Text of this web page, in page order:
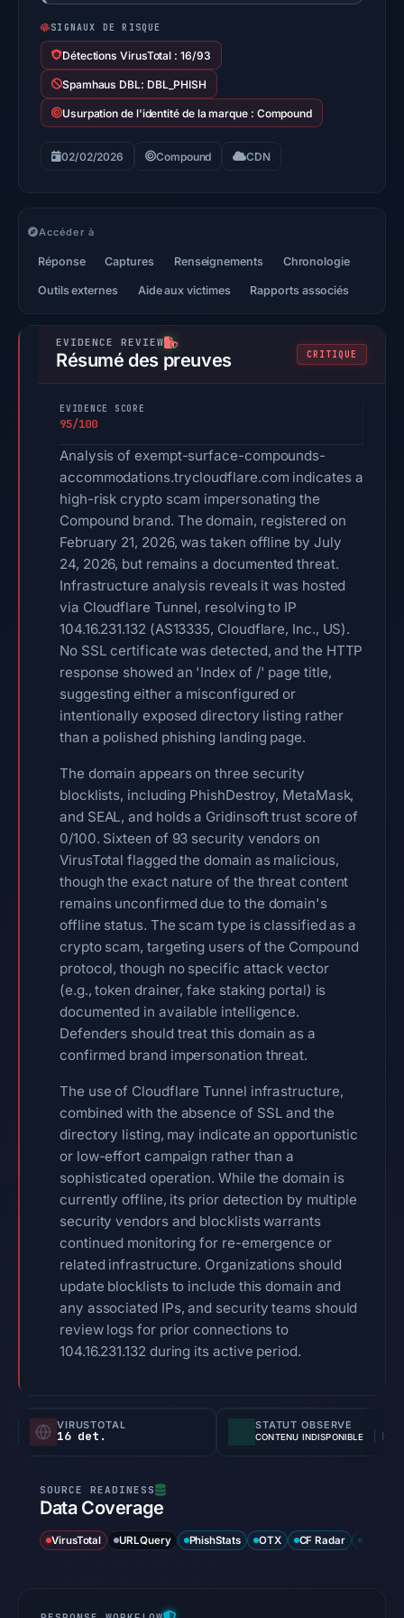
SIGNAUX DE RISQUE
Détections VirusTotal : 16/93
Spamhaus DBL: DBL_PHISH
Usurpation de l'identité de la marque : Compound
02/02/2026 Compound CDN
Accéder à
Réponse Captures Renseignements Chronologie
Outils externes Aide aux victimes Rapports associés
Résumé des preuves CRITIQUE
EVIDENCE SCORE
95/100
Analysis of exempt-surface-compounds-
accommodations.trycloudflare.com indicates a
high-risk crypto scam impersonating the
Compound brand. The domain, registered on
February 21, 2026, was taken offline by July
24, 2026, but remains a documented threat.
Infrastructure analysis reveals it was hosted
via Cloudflare Tunnel, resolving to IP
104.16.231.132 (AS13335, Cloudflare, Inc., US).
No SSL certificate was detected, and the HTTP
response showed an 'Index of /' page title,
suggesting either a misconfigured or
intentionally exposed directory listing rather
than a polished phishing landing page.
The domain appears on three security
blocklists, including PhishDestroy, MetaMask,
and SEAL, and holds a Gridinsoft trust score of
0/100. Sixteen of 93 security vendors on
VirusTotal flagged the domain as malicious,
though the exact nature of the threat content
remains unconfirmed due to the domain's
offline status. The scam type is classified as a
crypto scam, targeting users of the Compound
protocol, though no specific attack vector
(e.g., token drainer, fake staking portal) is
documented in available intelligence.
Defenders should treat this domain as a
confirmed brand impersonation threat.
The use of Cloudflare Tunnel infrastructure,
combined with the absence of SSL and the
directory listing, may indicate an opportunistic
or low-effort campaign rather than a
sophisticated operation. While the domain is
currently offline, its prior detection by multiple
security vendors and blocklists warrants
continued monitoring for re-emergence or
related infrastructure. Organizations should
update blocklists to include this domain and
any associated IPs, and security teams should
review logs for prior connections to
104.16.231.132 during its active period.
VIRUSTOTAL
16 det.
STATUT OBSERVÉ
CONTENU INDISPONIBLE HTTP 502
Data Coverage
VirusTotal URLQuery PhishStats OTX CF Radar